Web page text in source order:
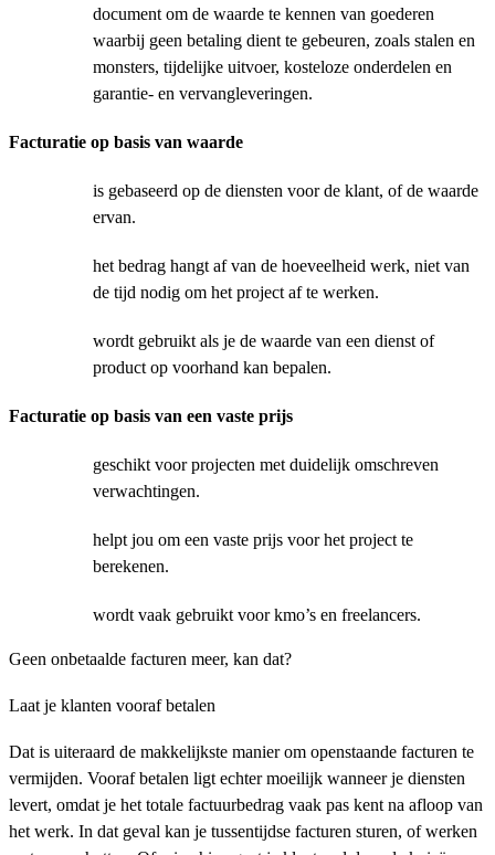
document om de waarde te kennen van goederen
waarbij geen betaling dient te gebeuren, zoals stalen en
monsters, tijdelijke uitvoer, kosteloze onderdelen en
garantie- en vervangleveringen.
Facturatie op basis van waarde
is gebaseerd op de diensten voor de klant, of de waarde
ervan.
het bedrag hangt af van de hoeveelheid werk, niet van
de tijd nodig om het project af te werken.
wordt gebruikt als je de waarde van een dienst of
product op voorhand kan bepalen.
Facturatie op basis van een vaste prijs
geschikt voor projecten met duidelijk omschreven
verwachtingen.
helpt jou om een vaste prijs voor het project te
berekenen.
wordt vaak gebruikt voor kmo’s en freelancers.
Geen onbetaalde facturen meer, kan dat?
Laat je klanten vooraf betalen
Dat is uiteraard de makkelijkste manier om openstaande facturen te
vermijden. Vooraf betalen ligt echter moeilijk wanneer je diensten
levert, omdat je het totale factuurbedrag vaak pas kent na afloop van
het werk. In dat geval kan je tussentijdse facturen sturen, of werken